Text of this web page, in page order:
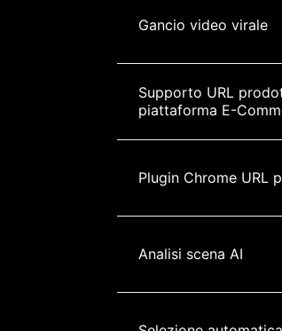
Gancio video virale
Supporto URL
piattaforma E-
Plugin Chrome URL
Analisi scena AI